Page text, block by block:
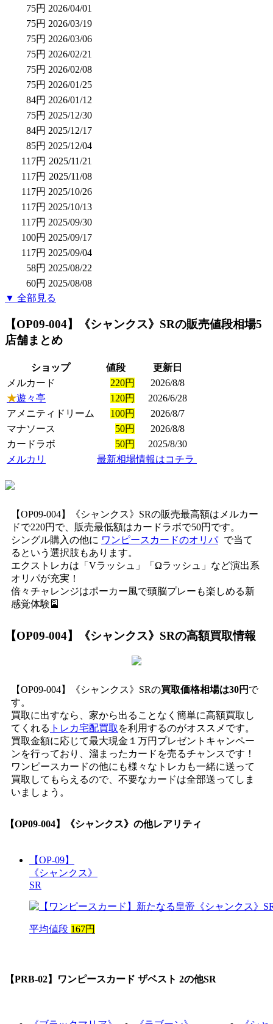
75円 2026/04/01
75円 2026/03/19
75円 2026/03/06
75円 2026/02/21
75円 2026/02/08
75円 2026/01/25
84円 2026/01/12
75円 2025/12/30
84円 2025/12/17
85円 2025/12/04
117円 2025/11/21
117円 2025/11/08
117円 2025/10/26
117円 2025/10/13
117円 2025/09/30
100円 2025/09/17
117円 2025/09/04
58円 2025/08/22
60円 2025/08/08
▼ 全部見る
【OP09-004】《シャンクス》SRの販売値段相場5
店舗まとめ
ショップ 値段
更新日
メルカード
220円
2026/8/8
★遊々亭 120円
2026/6/28
アメニティドリーム
100円
2026/8/7
マナソース
50円
2026/8/8
カードラボ
50円
2025/8/30
メルカリ
最新相場情報はコチラ
【OP09-004】《シャンクス》SRの販売最高額はメルカー
ドで220円で、販売最低額はカードラボで50円です。
シングル購入の他に ワンピースカードのオリパ で当て
るという選択肢もあります。
エクストレカは「Vラッシュ」「Ωラッシュ」など演出系
オリパが充実！
倍々チャレンジはポーカー風で頭脳プレーも楽しめる新
感覚体験🎴
【OP09-004】《シャンクス》SRの高額買取情報
【OP09-004】《シャンクス》SRの買取価格相場は30円 で
す。
買取に出すなら、家から出ることなく簡単に高額買取し
てくれる トレカ宅配買取 を利用するのがオススメです。
買取金額に応じて最大現金１万円プレゼントキャンペー
ンを行っており、溜まったカードを売るチャンスです！
ワンピースカードの他にも様々なトレカも一緒に送って
買取してもらえるので、不要なカードは全部送ってしま
いましょう。
【OP09-004】《シャンクス》 の他レアリティ
【OP-09】
《シャンクス》
SR
平均値段 167円
【PRB-02】ワンピースカード ザベスト 2の他SR